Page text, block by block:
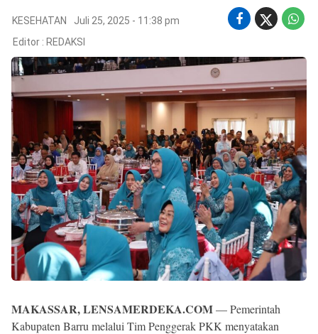
Copyright
KESEHATAN
Juli 25, 2025 - 11:38 pm
Editor : REDAKSI
MAKASSAR, LENSAMERDEKA.COM— Pemerintah
Kabupaten Barru melalui Tim Penggerak PKK menyatakan